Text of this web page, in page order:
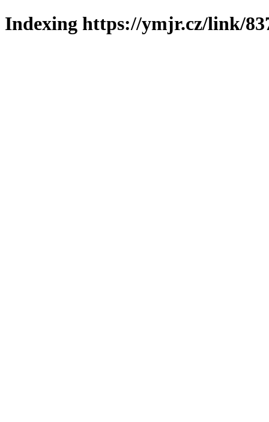
Indexing https://ymjr.cz/link/